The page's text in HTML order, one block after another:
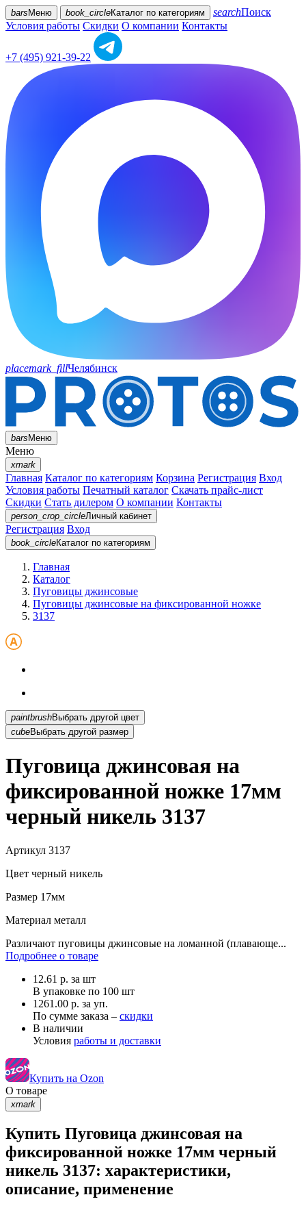
bars Меню book_circleКаталог по категориям searchПоиск
Условия работы Скидки О компании Контакты
+7 (495) 921-39-22
placemark_fillЧелябинск
barsМеню
Меню
xmark
Главная Каталог по категориям Корзина Регистрация Вход
Условия работы Печатный каталог Скачать прайс-лист
Скидки Стать дилером О компании Контакты
person_crop_circleЛичный кабинет
Регистрация Вход
book_circleКаталог по категориям
Главная
Каталог
Пуговицы джинсовые
Пуговицы джинсовые на фиксированной ножке
3137
paintbrush
Выбрать другой цвет
cubeВыбрать другой размер
Пуговица джинсовая на
фиксированной ножке 17мм
черный никель 3137
Артикул 3137
Цвет черный никель
Размер 17мм
Материал металл
Различают пуговицы джинсовые на ломанной (плавающе...
Подробнее о товаре
12.61 р. за шт
В упаковке по 100 шт
1261.00 р. за уп.
По сумме заказа – скидки
В наличии
Условия работы и доставки
Купить на Ozon
О товаре
xmark
Купить Пуговица джинсовая на
фиксированной ножке 17мм черный
никель 3137: характеристики,
описание, применение